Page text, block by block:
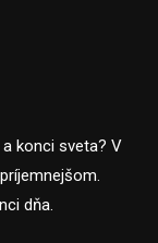
konci sveta? V
dňa.